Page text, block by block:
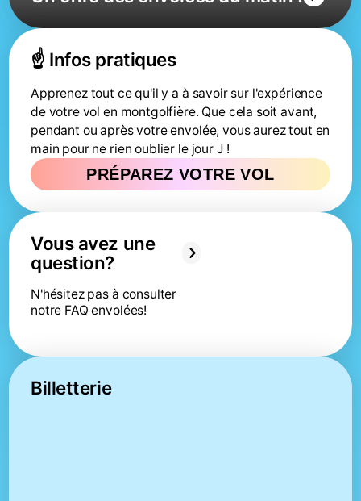
☝️ Infos pratiques
Apprenez tout ce qu'il y a à savoir sur l'expérience
de votre vol en montgolfière. Que cela soit avant,
pendant ou après votre envolée, vous aurez tout en
main pour ne rien oublier le jour J !
PRÉPAREZ VOTRE VOL
Vous avez une
question?
N'hésitez pas à consulter
notre FAQ envolées!
Billetterie